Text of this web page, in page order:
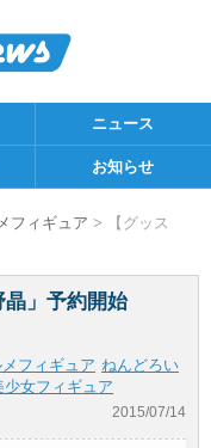
ニュース
お知らせ
フィギュア > 【グッス
晶」予約開始
フィギュア ねんどろい
少女フィギュア
2015/07/14